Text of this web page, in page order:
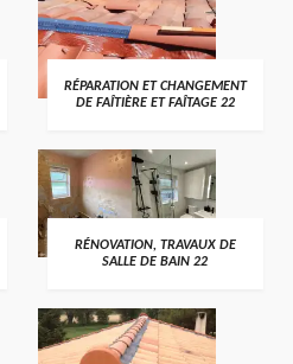
RÉPARATION ET CHANGEMENT
DE FAÎTIÈRE ET FAÎTAGE 22
RÉNOVATION, TRAVAUX DE
SALLE DE BAIN 22